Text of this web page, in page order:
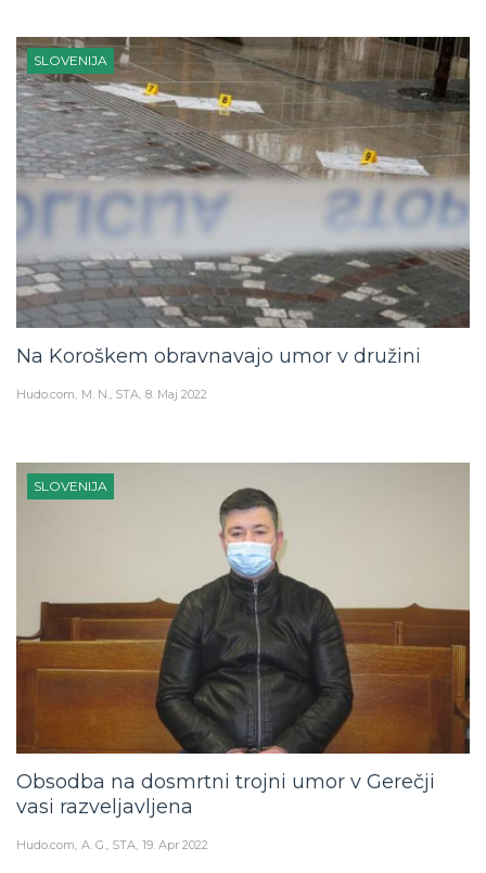
SLOVENIJA
Na Koroškem obravnavajo umor v družini
Hudo.com M. N., STA 8. Maj 2022
SLOVENIJA
Obsodba na dosmrtni trojni umor v Gerečji
vasi razveljavljena
Hudo.com A. G., STA 19. Apr 2022